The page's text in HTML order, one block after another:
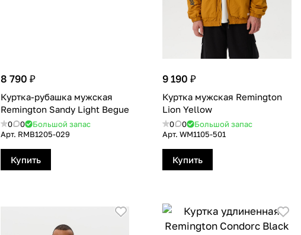
8 790 ₽
Куртка-рубашка мужская
Remington Sandy Light Begue
0 0
Большой запас
Арт. RMB1205-029
Купить
9 190 ₽
Куртка мужская Remington
Lion Yellow
0 0
Большой запас
Арт.WM1105-501
Купить